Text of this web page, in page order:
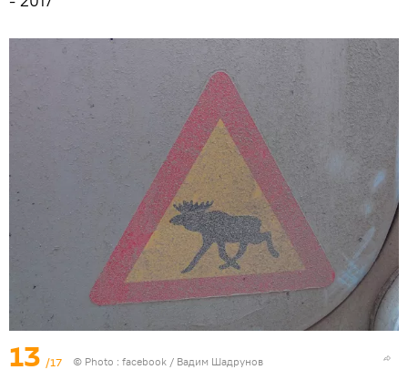
13 /17 © Photo : facebook / Вадим Шадрунов